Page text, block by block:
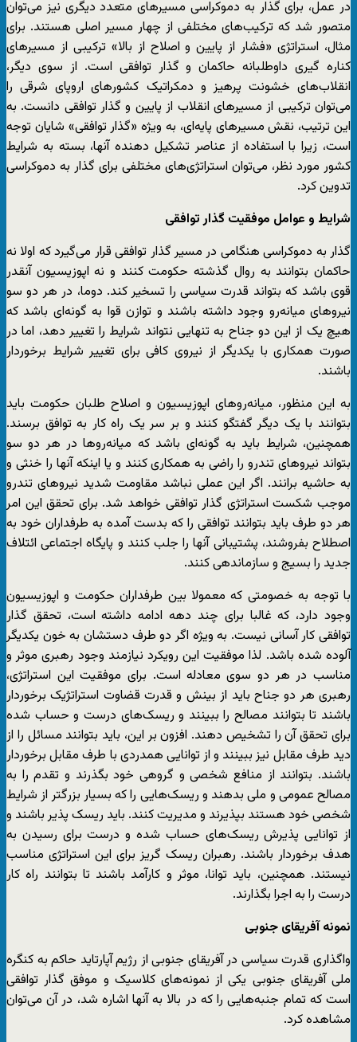
در عمل، برای گذار به دموکراسی مسیرهای متعدد دیگری نیز می‌توان
متصور شد که ترکیب‌های مختلفی از چهار مسیر اصلی هستند. برای
مثال، استراتژی «فشار از پایین و اصلاح از بالا» ترکیبی از مسیرهای
کناره گیری داوطلبانه حاکمان و گذار توافقی است. از سوی دیگر،
انقلاب‌های خشونت پرهیز و دمکراتیک کشورهای اروپای شرقی را
می‌توان ترکیبی از مسیرهای انقلاب از پایین و گذار توافقی دانست. به
این ترتیب، نقش مسیرهای پایه‌ای، به ویژه «گذار توافقی» شایان توجه
است، زیرا با استفاده از عناصر تشکیل دهنده آنها، بسته به شرایط
کشور مورد نظر، می‌توان استراتژی‌های مختلفی برای گذار به دموکراسی
تدوین کرد.
شرایط و عوامل موفقیت گذار توافقی
گذار به دموکراسی هنگامی در مسیر گذار توافقی قرار می‌گیرد که اولا نه
حاکمان ‌بتوانند به روال گذشته حکومت کنند و نه اپوزیسیون آنقدر
قوی باشد که بتواند قدرت سیاسی را تسخیر کند. دوما، در هر دو سو
نیروهای میانه‌رو وجود داشته باشند و توازن قوا به گونه‌ای باشد که
هیچ یک از این دو جناح به تنهایی نتواند شرایط را تغییر دهد، اما در
صورت همکاری با یکدیگر از نیروی کافی برای تغییر شرایط برخوردار
باشند.
به این منظور، میانه‌روهای اپوزیسیون و اصلاح طلبان حکومت باید
بتوانند با یک دیگر گفتگو کنند و بر سر یک راه کار به توافق برسند.
همچنین، شرایط باید به گونه‌ای باشد که میانه‌روها در هر دو سو
بتواند نیروهای تندرو را راضی به همکاری کنند و یا اینکه آنها را خنثی و
به حاشیه برانند. اگر این عملی نباشد مقاومت شدید نیروهای تندرو
موجب شکست استراتژی گذار توافقی خواهد شد. برای تحقق این امر
هر دو طرف باید بتوانند توافقی را که بدست آمده به طرفداران خود به
اصطلاح بفروشند، پشتیبانی آنها را جلب کنند و پایگاه اجتماعی ائتلاف
جدید را بسیج و سازماندهی کنند.
با توجه به خصومتی که معمولا بین طرفداران حکومت و اپوزیسیون
وجود دارد، که غالبا برای چند دهه ادامه داشته است، تحقق گذار
توافقی کار آسانی نیست. به ویژه اگر دو طرف دستشان به خون یکدیگر
آلوده شده باشد. لذا موفقیت این رویکرد نیازمند وجود رهبری موثر و
مناسب در هر دو سوی معادله است. برای موفقیت این استراتژی،
رهبری هر دو جناح باید از بینش و قدرت قضاوت استراتژیک برخوردار
باشند تا بتوانند مصالح را ببینند و ریسک‌های درست و حساب شده
برای تحقق آن را تشخیص دهند. افزون بر این، باید بتوانند مسائل را از
دید طرف مقابل نیز ببینند و از توانایی همدردی با طرف مقابل برخوردار
باشند. بتوانند از منافع شخصی و گروهی خود بگذرند و تقدم را به
مصالح عمومی و ملی بدهند و ریسک‌هایی را که بسیار بزرگتر از شرایط
شخصی خود هستند بپذیرند و مدیریت کنند. باید ریسک پذیر باشند و
از توانایی پذیرش ریسک‌های حساب شده و درست برای رسیدن به
هدف برخوردار باشند. رهبران ریسک گریز برای این استراتژی مناسب
نیستند. همچنین، باید توانا، موثر و کارآمد باشند تا بتوانند راه کار
درست را به اجرا بگذارند.
نمونه آفریقای جنوبی
واگذاری قدرت سیاسی در آفریقای جنوبی از رژیم آپارتاید حاکم به کنگره
ملی آفریقای جنوبی یکی از نمونه‌های کلاسیک و موفق گذار توافقی
است که تمام جنبه‌هایی را که در بالا به آنها اشاره شد، در آن می‌توان
مشاهده کرد.